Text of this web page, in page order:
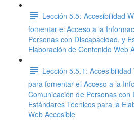
Lección 5.5: Accesibilidad
fomentar el Acceso a la
Personas con Discapacidad, y
Elaboración de Contenido Web
Lección 5.5.1:
para fomentar el Acceso a la
Comunicación de Personas con
Estándares Técnicos para la
Web Accesible